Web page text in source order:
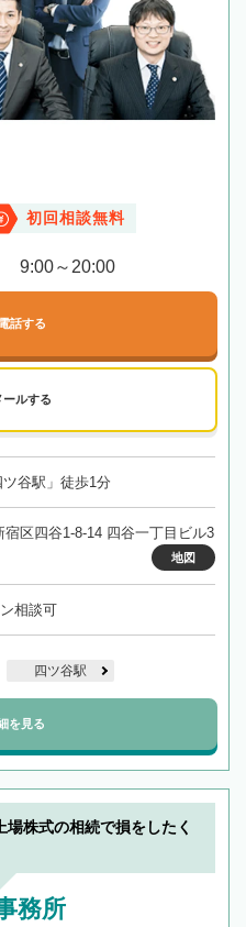
初回相談無料
9:00～20:00
電話する
ールする
谷駅」徒歩1分
宿区四谷1-8-14 四谷一丁目ビル3
地図
相談可
四ツ谷駅
を見る
場株式の相続で損をしたく
務所